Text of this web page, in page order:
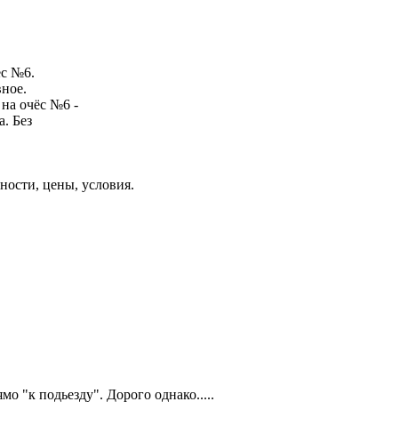
№6.
очёс №6 -
Без
цены, условия.
"к подьезду". Дорого однако.....